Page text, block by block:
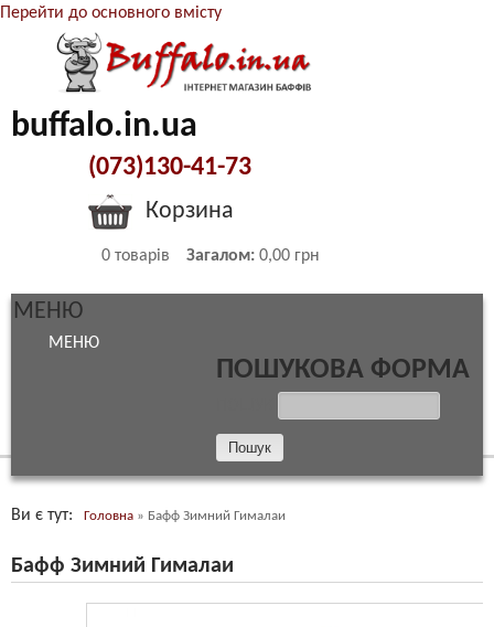
Перейти до основного вмісту
buffalo.in.ua
(073)130-41-73
Корзина
0 товарів Загалом: 0,00 грн
МЕНЮ
МЕНЮ
ПОШУКОВА ФОРМА
Ви є тут Головна » Бафф Зимний Гималаи
Бафф Зимний Гималаи